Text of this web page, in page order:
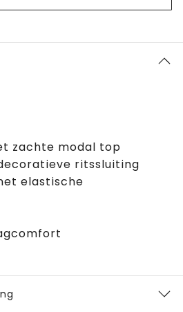
zachte modal top
ritssluiting
elastische